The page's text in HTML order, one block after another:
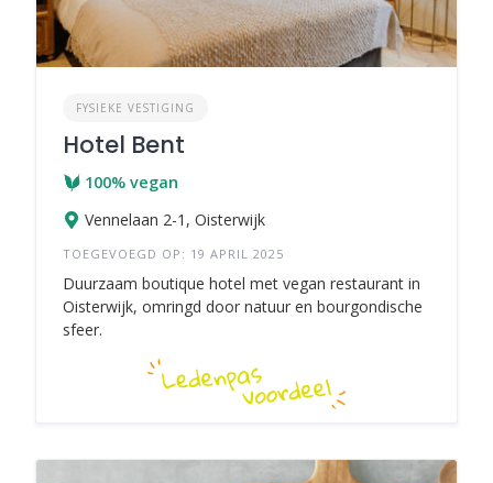
FYSIEKE VESTIGING
Hotel Bent
100% vegan
Vennelaan 2-1, Oisterwijk
TOEGEVOEGD OP: 19 APRIL 2025
Duurzaam boutique hotel met vegan restaurant in
Oisterwijk, omringd door natuur en bourgondische
sfeer.